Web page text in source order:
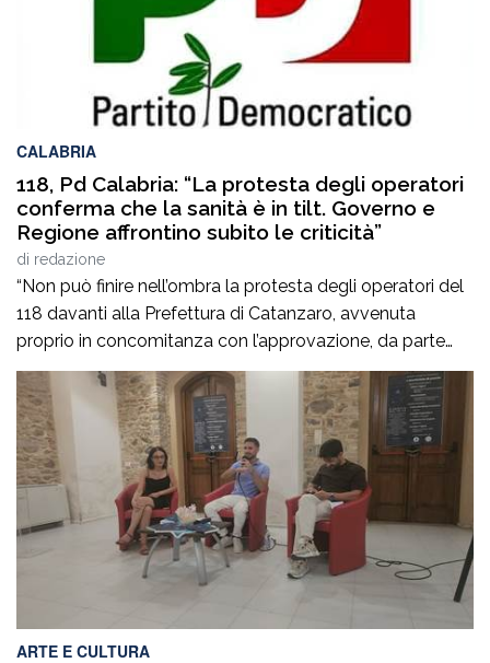
CALABRIA
118, Pd Calabria: “La protesta degli operatori
conferma che la sanità è in tilt. Governo e
Regione affrontino subito le criticità”
di redazione
“Non può finire nell’ombra la protesta degli operatori del
118 davanti alla Prefettura di Catanzaro, avvenuta
proprio in concomitanza con l’approvazione, da parte
del Consiglio dei ministri, del nuovo Programma
operativo della sanità calabrese per il triennio 2026-
2028. È l’ennesima denuncia del personale della sanità,
che attesta una crisi gravissima del settore, purtroppo
negata dai […]
ARTE E CULTURA